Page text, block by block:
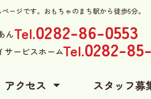
ージです。おもちゃのまち駅から徒歩5分。
んTel.0282-86-0553
サービスホームTel.0282-
アクセス スタッフ募